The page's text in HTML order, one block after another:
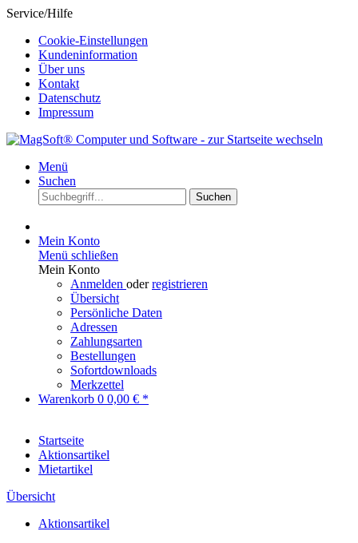
Service/Hilfe
Cookie-Einstellungen
Kundeninformation
Über uns
Kontakt
Datenschutz
Impressum
Menü
Suchen
Suchen
Mein Konto
Menü schließen
Mein Konto
Anmelden oderregistrieren
Übersicht
Persönliche Daten
Adressen
Zahlungsarten
Bestellungen
Sofortdownloads
Merkzettel
Warenkorb 0 0,00 € *
Startseite
Aktionsartikel
Mietartikel
Übersicht
Aktionsartikel